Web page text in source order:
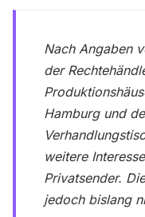
Nach Angaben
der
Hamburg und
weitere
Privatsender.
jedoch bislang